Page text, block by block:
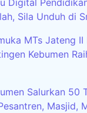
Sila Unduh di
MTs Jateng II
Kebumen
Salurkan 50
Masjid,